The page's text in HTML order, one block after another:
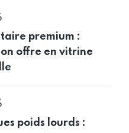
premium :
offre en vitrine
poids lourds :